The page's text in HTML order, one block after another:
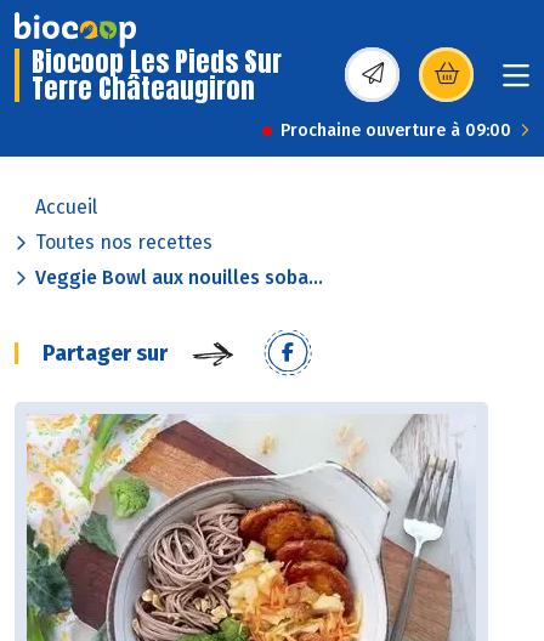
Biocoop Les Pieds Sur
Terre Châteaugiron (s’ouvre dans une
Prochaine ouverture à 09:00
Accueil
Toutes nos recettes
Veggie Bowl aux nouilles soba...
Partager sur